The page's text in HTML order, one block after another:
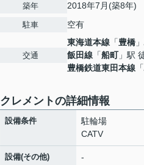
築年 2018年7月(築8年)
駐車 空有
交通
東海道本線 「豊橋
飯田線 「船町」駅
豊橋鉄道東田本線 「
クレメントの詳細情報
設備条件
駐輪場
CATV
設備(その他) -